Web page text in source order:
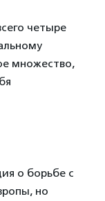
четыре
множество,
о борьбе с
но